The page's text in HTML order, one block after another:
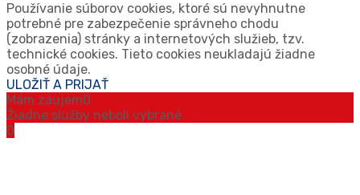
Používanie súborov cookies, ktoré sú nevyhnutne
potrebné pre zabezpečenie správneho chodu
(zobrazenia) stránky a internetových služieb, tzv.
technické cookies. Tieto cookies neukladajú žiadne
osobné údaje.
ULOŽIŤ A PRIJAŤ
Mám záujem0
Žiadne služby neboli vybrané
0